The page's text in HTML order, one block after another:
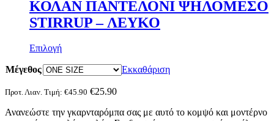
ΚΟΛΑΝ ΠΑΝΤΕΛΟΝΙ ΨΗΛΟΜΕΣΟ
STIRRUP – ΛΕΥΚΟ
ΕπιλογήΑυτό
προϊόν
πολλαπλές
Οι
Μέγεθος Εκκαθάριση
Προτ. Λιαν. Τιμή: €45.90 €25.90
Ανανεώστε την γκαρνταρόμπα σας με αυτό το κομψό και μοντέρνο